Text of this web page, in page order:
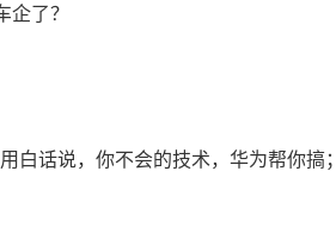
了？
用白话说，你不会的技术，华为帮你搞；